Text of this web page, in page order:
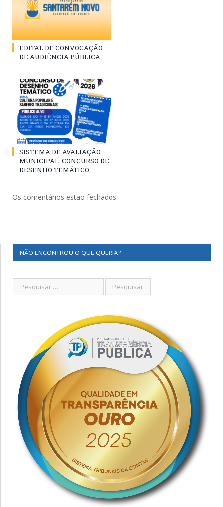
EDITAL DE CONVOCAÇÃO
DE AUDIÊNCIA PÚBLICA
SISTEMA DE AVALIAÇÃO
MUNICIPAL: CONCURSO DE
DESENHO TEMÁTICO
Os comentários estão fechados.
NÃO ENCONTROU O QUE QUERIA?